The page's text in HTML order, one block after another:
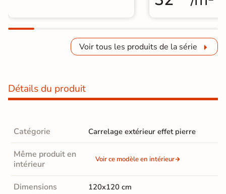
Voir tous les produits de la série
Détails du produit
Catégorie Carrelage extérieur effet pierre
Même produit en
intérieur
Voir ce modèle en intérieur
Dimensions 120x120 cm